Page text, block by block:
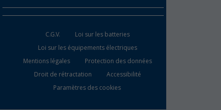
Statut de la commande
Accessoires de cuisine de camping
Meubles de camping
Toilettes de camping
C.G.V.
Loi sur les batteries
Loi sur les équipements électriques
Mentions légales
Protection des données
Droit de rétractation
Accessibilité
Paramètres des cookies